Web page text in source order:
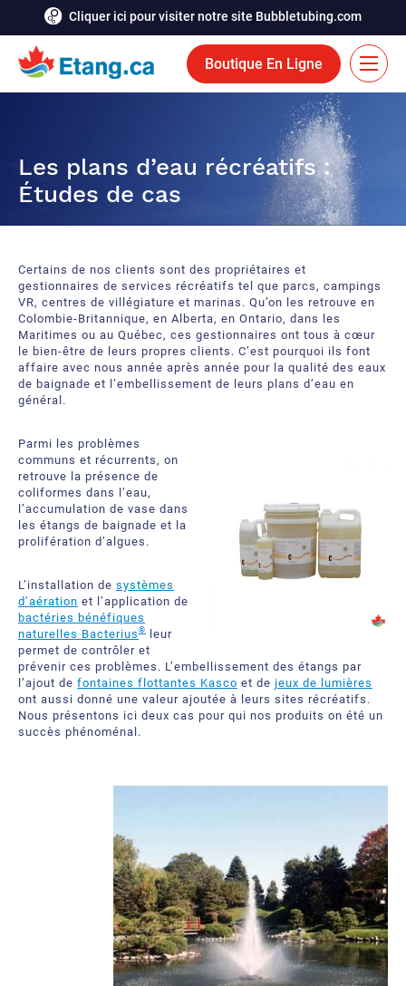
Cliquer ici pour visiter notre site Bubbletubing.com
Boutique En Ligne
Solutions
Aération
Fontaines flottantes
Bioaugmentation
Outils et accessoires aquatiques
Services
Ressources
Carrière
Contactez-nous
Certificats et Accréditations
Bureaux et partenaires internationaux
Foire aux Questions
Ressources téléchargeables
Les plans d’eau récréatifs :
Études de cas
Certains de nos clients sont des propriétaires et
gestionnaires de services récréatifs tel que parcs, campings
VR, centres de villégiature et marinas. Qu’on les retrouve en
Colombie-Britannique, en Alberta, en Ontario, dans les
Maritimes ou au Québec, ces gestionnaires ont tous à cœur
le bien-être de leurs propres clients. C’est pourquoi ils font
affaire avec nous année après année pour la qualité des eaux
de baignade et l’embellissement de leurs plans d’eau en
général.
Parmi les problèmes
communs et récurrents, on
retrouve la présence de
coliformes dans l’eau,
l’accumulation de vase dans
les étangs de baignade et la
prolifération d’algues.
L’installation de systèmes
d’aération et l’application de
bactéries bénéfiques
naturelles Bacterius ®
leur
permet de contrôler et
prévenir ces problèmes. L’embellissement des étangs par
l’ajout de fontaines flottantes Kasco et de jeux de lumières
ont aussi donné une valeur ajoutée à leurs sites récréatifs.
Nous présentons ici deux cas pour qui nos produits on été un
succès phénoménal.